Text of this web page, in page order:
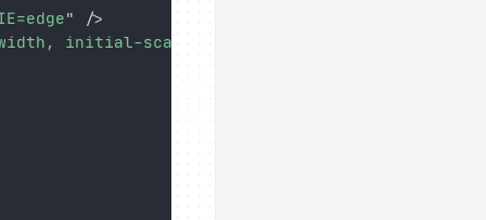
"
/>
initial-scale=1.0